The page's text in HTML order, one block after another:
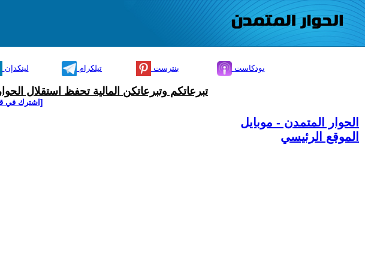
لينكدإن تيلكرام بنترست بودكاست
تبرعاتكم وتبرعاتكن المالية تحفظ استقلال
[اشترك في
الحوار المتمدن - موبايل
الموقع الرئيسي